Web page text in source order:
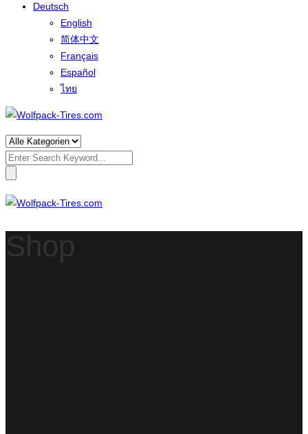
Deutsch
English
简体中文
Français
Español
ไทย
Search
Shop